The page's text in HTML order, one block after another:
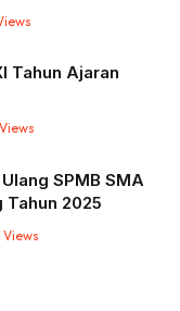
Tahun Ajaran
Views
SPMB SMA
Tahun 2025
Views